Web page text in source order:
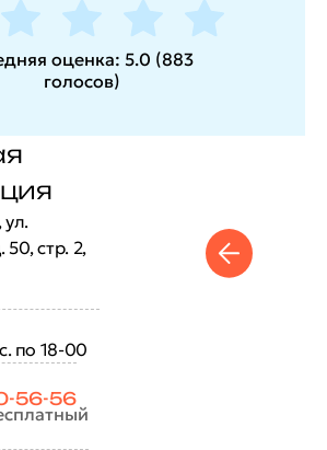
оценка: 5.0 (883
голосов)
ул.
стр. 2,
по 18-00
56-56